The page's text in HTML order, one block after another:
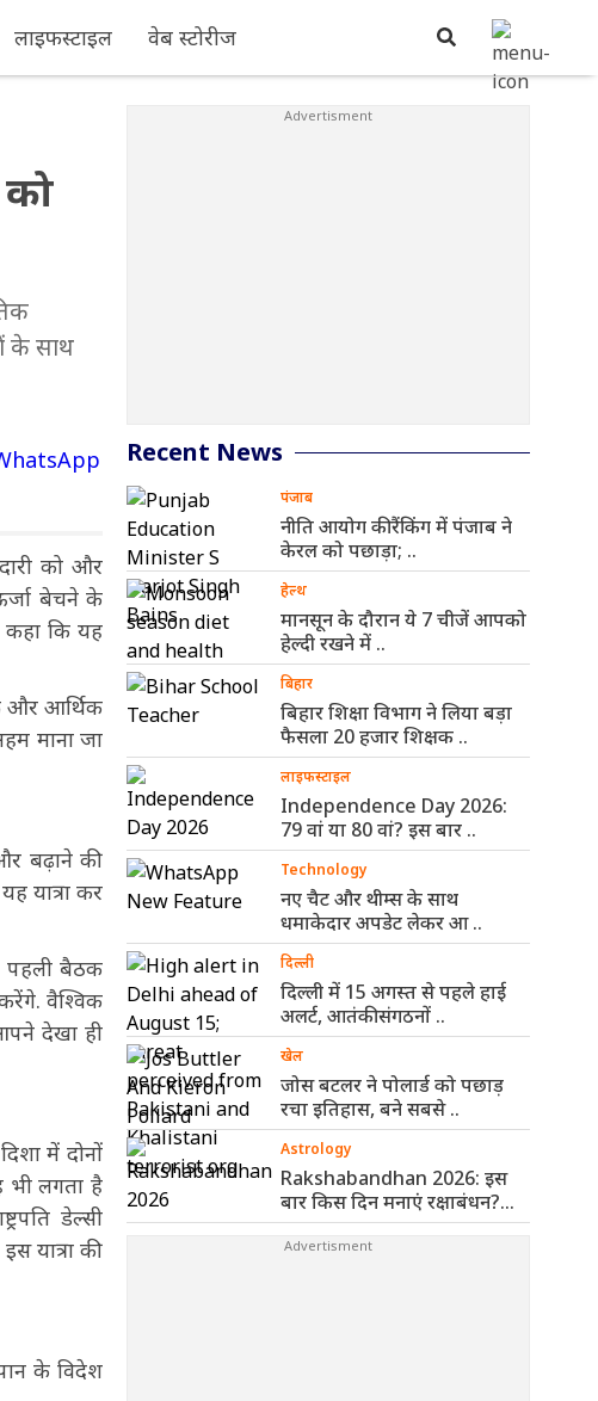
लाइफस्टाइल वेब स्टोरीज
के साथ
को और
बेचने के
कहा कि यह
और आर्थिक
माना जा
बढ़ाने की
यात्रा कर
पहली बैठक
वैश्विक
देखा ही
में दोनों
भी लगता है
डेल्सी
यात्रा की
के विदेश
Recent News
पंजाब
नीति आयोग की रैंकिंग में पंजाब ने
केरल को पछाड़ा; ..
हेल्थ
मानसून के दौरान ये 7 चीजें आपको
हेल्दी रखने में ..
बिहार
बिहार शिक्षा विभाग ने लिया बड़ा
फैसला 20 हजार शिक्षक ..
लाइफस्टाइल
Independence Day 2026:
79 वां या 80 वां? इस बार ..
Technology
नए चैट और थीम्स के साथ
धमाकेदार अपडेट लेकर आ ..
दिल्ली
दिल्ली में 15 अगस्त से पहले हाई
अलर्ट, आतंकी संगठनों ..
खेल
जोस बटलर ने पोलार्ड को पछाड़
रचा इतिहास, बने सबसे ..
Astrology
Rakshabandhan 2026: इस
बार किस दिन मनाएं रक्षाबंधन?
पंचांग से ..